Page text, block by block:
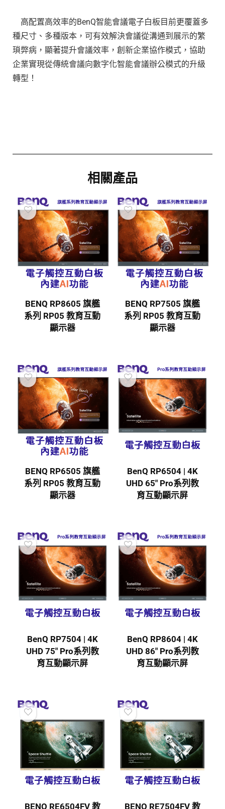
高配置高效率的BenQ智能會議電子白板目前更覆蓋多
種尺寸、多種版本，可有效解決會議從溝通到展示的繁
瑣弊病，顯著提升會議效率，創新企業協作模式，協助
企業實現從傳統會議向數字化智能會議辦公模式的升級
轉型！
相關產品
BENQ RP8605 旗艦
系列 RP05 教育互動
顯示器
BENQ RP7505 旗艦
系列 RP05 教育互動
顯示器
BENQ RP6505 旗艦
系列 RP05 教育互動
顯示器
BenQ RP6504 | 4K
UHD 65″ Pro系列教
育互動顯示屏
BenQ RP7504 | 4K
UHD 75″ Pro系列教
育互動顯示屏
BenQ RP8604 | 4K
UHD 86″ Pro系列教
育互動顯示屏
BENQ RE6504FV 教 BENQ RE7504FV 教